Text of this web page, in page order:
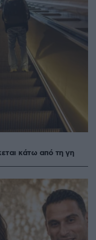
κάτω από τη γη